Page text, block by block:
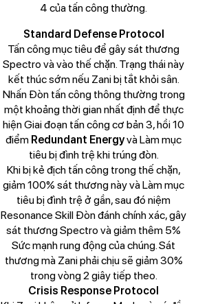
4 của tấn công thường.
Standard Defense Protocol
Tấn công mục tiêu để gây sát thương
Spectro và vào thế chặn. Trạng thái này
kết thúc sớm nếu Zani bị tắt khỏi sân.
Nhấn Đòn tấn công thông thường trong
một khoảng thời gian nhất định để thực
hiện Giai đoạn tấn công cơ bản 3, hồi 10
điểm Redundant Energyvà Làm mục
tiêu bị đình trệ khi trúng đòn.
Khi bị kẻ địch tấn công trong thế chặn,
giảm 100% sát thương này và Làm mục
tiêu bị đình trệ ở gần, sau đó niệm
Resonance Skill Đòn đánh chính xác, gây
sát thương Spectro và giảm thêm 5%
Sức mạnh rung động của chúng. Sát
thương mà Zani phải chịu sẽ giảm 30%
trong vòng 2 giây tiếp theo.
Crisis Response Protocol